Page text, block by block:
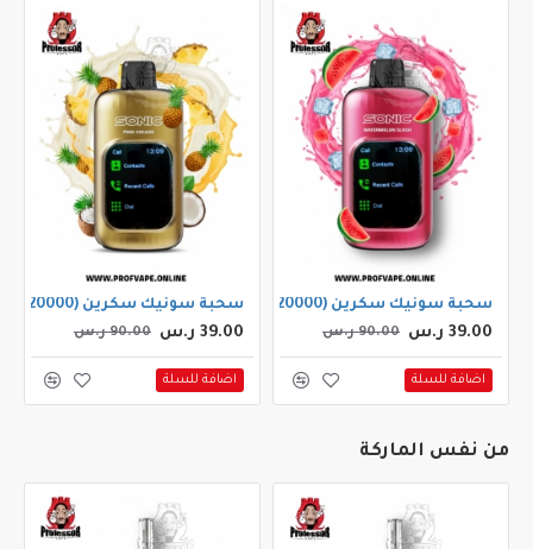
سحبة سونيك سكرين (20000 سحبة) بطيخ سلاش
39.00 ر.س 90.00 ر.س
اضافة للسلة
سحبة سونيك سكرين (20000 سحبة) بينا كولادا
39.00 ر.س 90.00 ر.س
اضافة للسلة
من نفس الماركة